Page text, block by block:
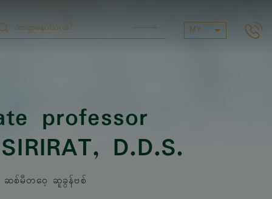
MY
professor
, D.D.S.
စ်မီတဝေ့ ဆူခွန်ဗစ်